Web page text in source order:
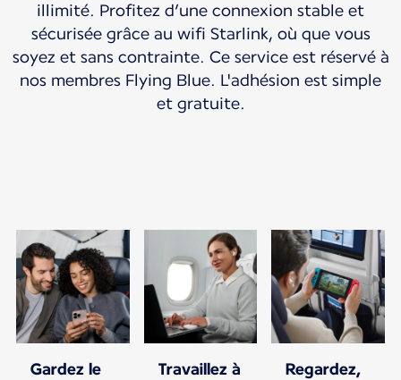
Et votre monde voyage avec vous.
illimité. Profitez d’une connexion stable et
sécurisée grâce au wifi Starlink, où que vous
soyez et sans contrainte. Ce service est réservé à
nos membres Flying Blue. L'adhésion est simple
et gratuite.
Gardez le
Travaillez à
Regardez,